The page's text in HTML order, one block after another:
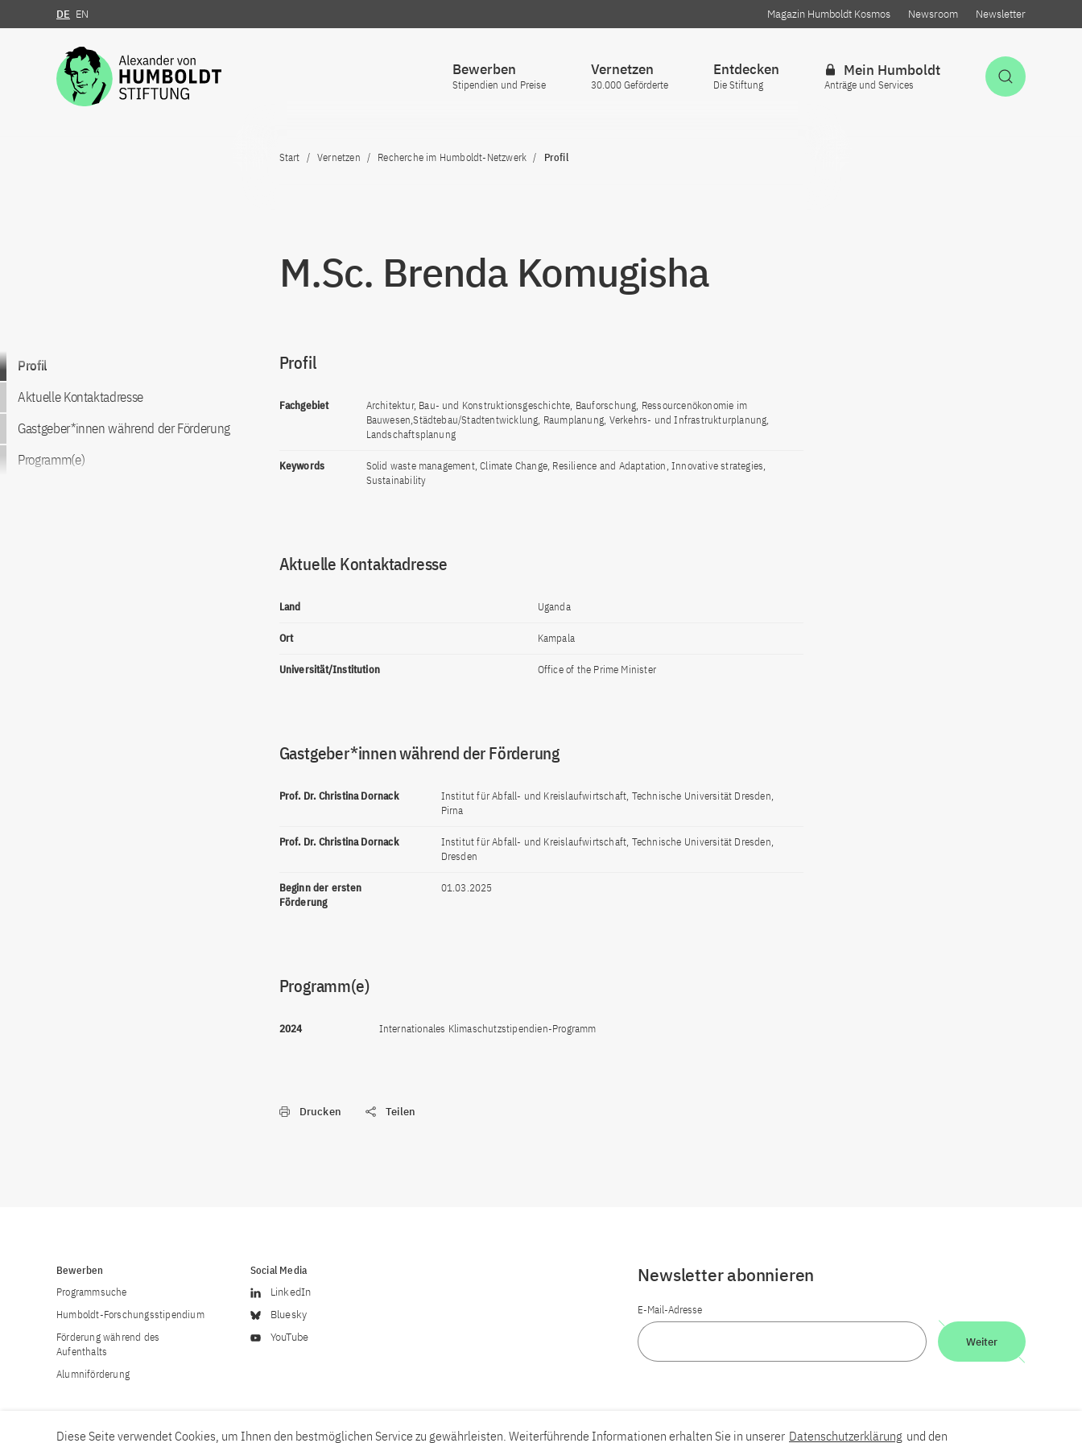
Zum Inhalt springen
DE EN Magazin Humboldt Kosmos Newsroom Newsletter
Bewerben
Stipendien und Preise
Vernetzen
30.000 Geförderte
Entdecken
Die Stiftung
Mein Humboldt
Anträge und Services
Start Vernetzen Recherche im Humboldt-Netzwerk Profil
M.Sc. Brenda Komugisha
Zum Inhalt springen
Profil
Aktuelle Kontaktadresse
Gastgeber*innen während der Förderung
Programm(e)
Profil
Fachgebiet
Architektur, Bau- und Konstruktionsgeschichte, Bauforschung, Ressourcenökonomie im
Bauwesen,Städtebau/Stadtentwicklung, Raumplanung, Verkehrs- und Infrastrukturplanung,
Landschaftsplanung
Keywords
Solid waste management, Climate Change, Resilience and Adaptation, Innovative strategies,
Sustainability
Aktuelle Kontaktadresse
Land Uganda
Ort Kampala
Universität/Institution Office of the Prime Minister
Gastgeber*innen während der Förderung
Prof. Dr. Christina Dornack
Institut für Abfall- und Kreislaufwirtschaft, Technische Universität Dresden,
Pirna
Prof. Dr. Christina Dornack
Institut für Abfall- und Kreislaufwirtschaft, Technische Universität Dresden,
Dresden
Beginn der ersten
Förderung
01.03.2025
Programm(e)
2024 Internationales Klimaschutzstipendien-Programm
Drucken Teilen
Bewerben
Programmsuche
Humboldt-Forschungsstipendium
Förderung während des
Aufenthalts
Alumniförderung
Social Media
LinkedIn
Bluesky
YouTube
Newsletter abonnieren
E-Mail-Adresse
Weiter
Diese Seite verwendet Cookies, um Ihnen den bestmöglichen Service zu gewährleisten. Weiterführende Informationen erhalten Sie in unserer Datenschutzerklärung und den